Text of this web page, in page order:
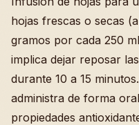
hojas frescas o secas
gramos por cada 250
implica dejar reposar
durante 10 a 15
administra de forma
propiedades